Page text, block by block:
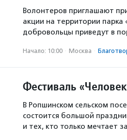
Волонтеров приглашают
акции на территории
добровольцы приведут в
Начало: 10:00 · Москва ·
Фестиваль
В Ропшинском сельском
состоится большой
и тех, кто только мечтает